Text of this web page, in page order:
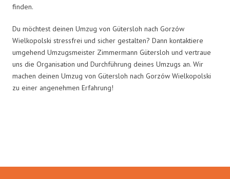
finden.
Du möchtest deinen Umzug von Gütersloh nach Gorzów
Wielkopolski stressfrei und sicher gestalten? Dann kontaktiere
umgehend Umzugsmeister Zimmermann Gütersloh und vertraue
uns die Organisation und Durchführung deines Umzugs an. Wir
machen deinen Umzug von Gütersloh nach Gorzów Wielkopolski
zu einer angenehmen Erfahrung!